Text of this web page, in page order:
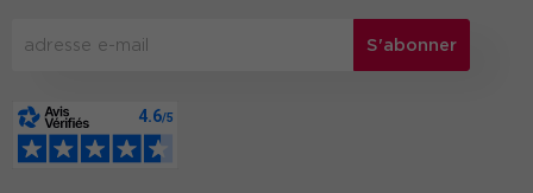
S'abonner